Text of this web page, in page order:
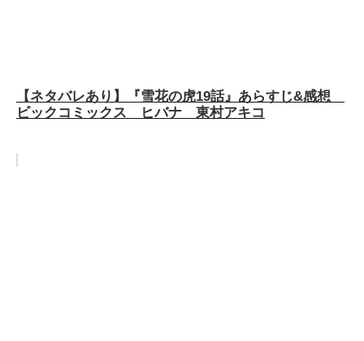
【ネタバレあり】『雪花の虎19話』あらすじ&感想
ビックコミックス ヒバナ 東村アキコ